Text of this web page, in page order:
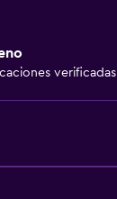
verificadas